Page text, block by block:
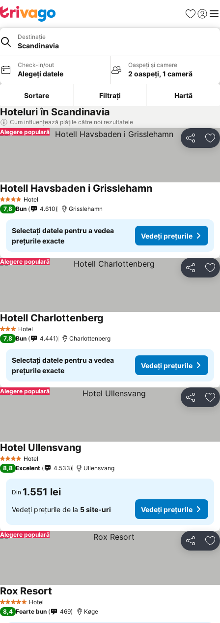
Favorite
Destinație
Scandinavia
Check-in/out
Alegeți datele
Oaspeți și camere
2 oaspeți, 1 cameră
Sortare Filtrați Hartă
Hoteluri în Scandinavia
Cum influențează plățile către noi rezultatele
Distribuiți
Alegere populară
4 Stele Hotel
Hotell Havsbaden i Grisslehamn
7,8 Bun 4.610 Grisslehamn
Selectați datele pentru a vedea
prețurile exacte
Vedeți prețurile
Distribuiți
Alegere populară
3 SteleHotel
Hotell Charlottenberg
7,8 Bun 4.441 Charlottenberg
Selectați datele pentru a vedea
prețurile exacte
Vedeți prețurile
Distribuiți
Alegere populară
4 Stele Hotel
Hotel Ullensvang
8,8 Excelent 4.533 Ullensvang
Din 1.551 lei
Vedeți prețurile de la 5 site-uri Vedeți prețurile
Distribuiți
Alegere populară
5 Stele Hotel
Rox Resort
8,4 Foarte bun 469 Køge